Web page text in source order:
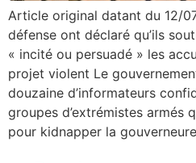
Article original datant du 12/
défense ont déclaré qu’ils
« incité ou persuadé » les
projet violent Le
douzaine d’informateurs
groupes d’extrémistes armés
pour kidnapper la